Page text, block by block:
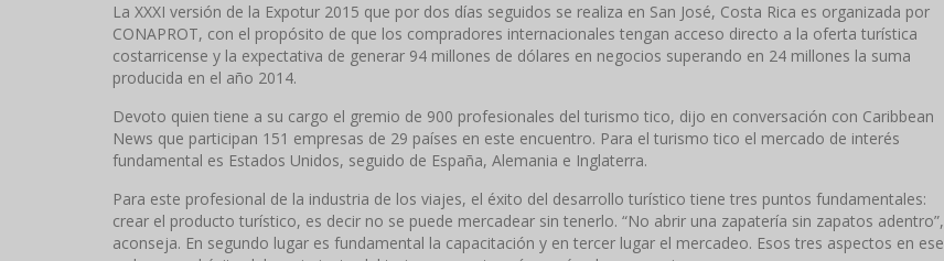
La XXXI versión de la Expotur 2015 que por dos días seguidos se realiza en San José, Costa Rica es organizada por
CONAPROT, con el propósito de que los compradores internacionales tengan acceso directo a la oferta turística
costarricense y la expectativa de generar 94 millones de dólares en negocios superando en 24 millones la suma
producida en el año 2014.
Devoto quien tiene a su cargo el gremio de 900 profesionales del turismo tico, dijo en conversación con Caribbean
News que participan 151 empresas de 29 países en este encuentro. Para el turismo tico el mercado de interés
fundamental es Estados Unidos, seguido de España, Alemania e Inglaterra.
Para este profesional de la industria de los viajes, el éxito del desarrollo turístico tiene tres puntos fundamentales:
crear el producto turístico, es decir no se puede mercadear sin tenerlo. “No abrir una zapatería sin zapatos adentro”,
aconseja. En segundo lugar es fundamental la capacitación y en tercer lugar el mercadeo. Esos tres aspectos en ese